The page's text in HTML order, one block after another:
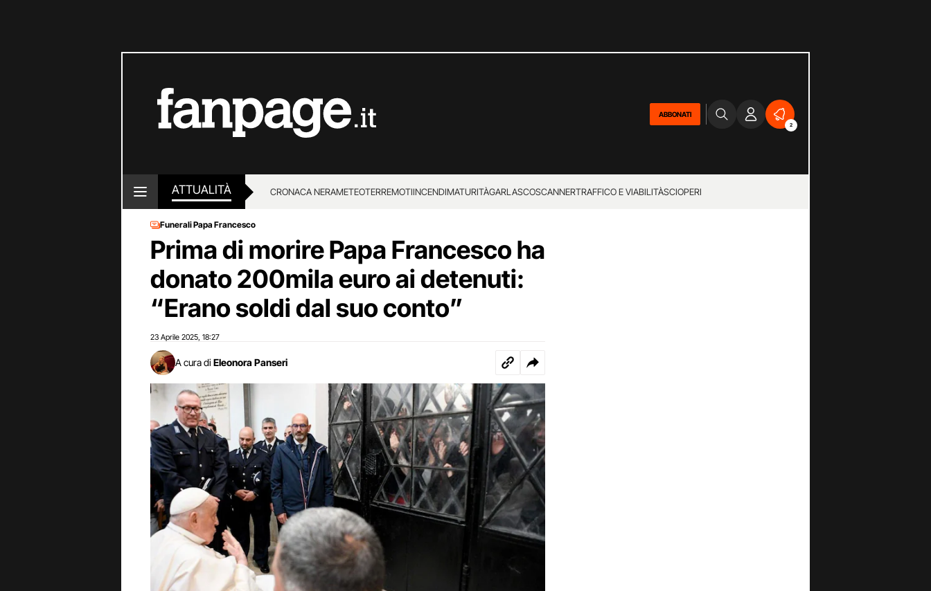
ABBONATI
2
ATTUALITÀ CRONACA NERAMETEOTERREMOTIINCENDIMATURITÀGARLASCOSCANNERTRAFFICO E VIABILITÀSCIOPERI
Funerali Papa Francesco
Prima di morire Papa Francesco ha
donato 200mila euro ai detenuti:
“Erano soldi dal suo conto”
23 Aprile 2025 18:27
A cura di Eleonora Panseri